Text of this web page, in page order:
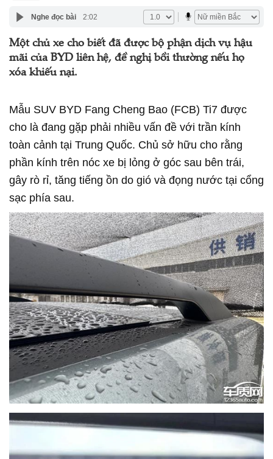
Nghe đọc bài 2:02
Một chủ xe cho biết đã được bộ phận dịch vụ hậu
mãi của BYD liên hệ, đề nghị bồi thường nếu họ
xóa khiếu nại.
Mẫu SUV BYD Fang Cheng Bao (FCB) Ti7 được
cho là đang gặp phải nhiều vấn đề với trần kính
toàn cảnh tại Trung Quốc. Chủ sở hữu cho rằng
phần kính trên nóc xe bị lỏng ở góc sau bên trái,
gây rò rỉ, tăng tiếng ồn do gió và đọng nước tại cổng
sạc phía sau.